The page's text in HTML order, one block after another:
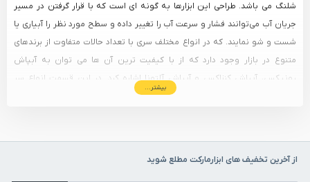
شلنگ می باشد. طراحی این ابزارها به گونه ای است که با قرار گرفتن در مسیر
جریان آب می‌توانند فشار و سرعت آب را تغییر داده و سطح مورد نظر را آبیاری یا
شست و شو نمایند. که در انواع مختلف سری با تعداد حالات متفاوت از برندهای
متنوع در بازار وجود دارد که از با کیفیت ترین آن ها می توان به آبپاش
رونیکس، آبپاش کنزاکس و آبپاش آلتونا اشاره کرد. در این قسمت انواع سر
آبپاش با قیمت مناسب توسط ابزارمارکت در اختیار شما عزیزان قرار گرفته است.
بیشتر...
از آخرین تخفیف های ابزارمارکت مطلع شوید